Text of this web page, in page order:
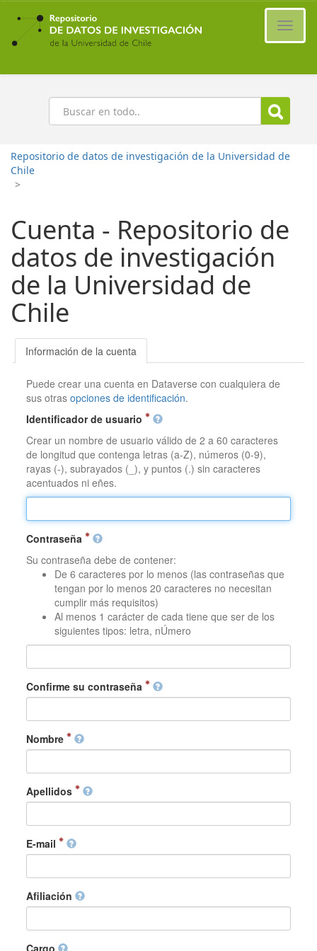
Ir
contenido
principal
Buscar
Repositorio de datos de investigación de la Universidad de
Chile
>
Cuenta - Repositorio de
datos de investigación
de la Universidad de
Chile
Información de la cuenta
Puede crear una cuenta en Dataverse con cualquiera de
sus otrasopciones de identificación.
Identificador de usuario
Crear un nombre de usuario válido de 2 a 60 caracteres
de longitud que contenga letras (a-Z), números (0-9),
rayas (-), subrayados (_), y puntos (.) sin caracteres
acentuados ni eñes.
Contraseña
Su contraseña debe de contener:
De 6 caracteres por lo menos (las contraseñas que
tengan por lo menos 20 caracteres no necesitan
cumplir más requisitos)
Al menos 1 carácter de cada tiene que ser de los
siguientes tipos: letra, nÚmero
Confirme su contraseña
Nombre
Apellidos
E-mail
Afiliación
Cargo